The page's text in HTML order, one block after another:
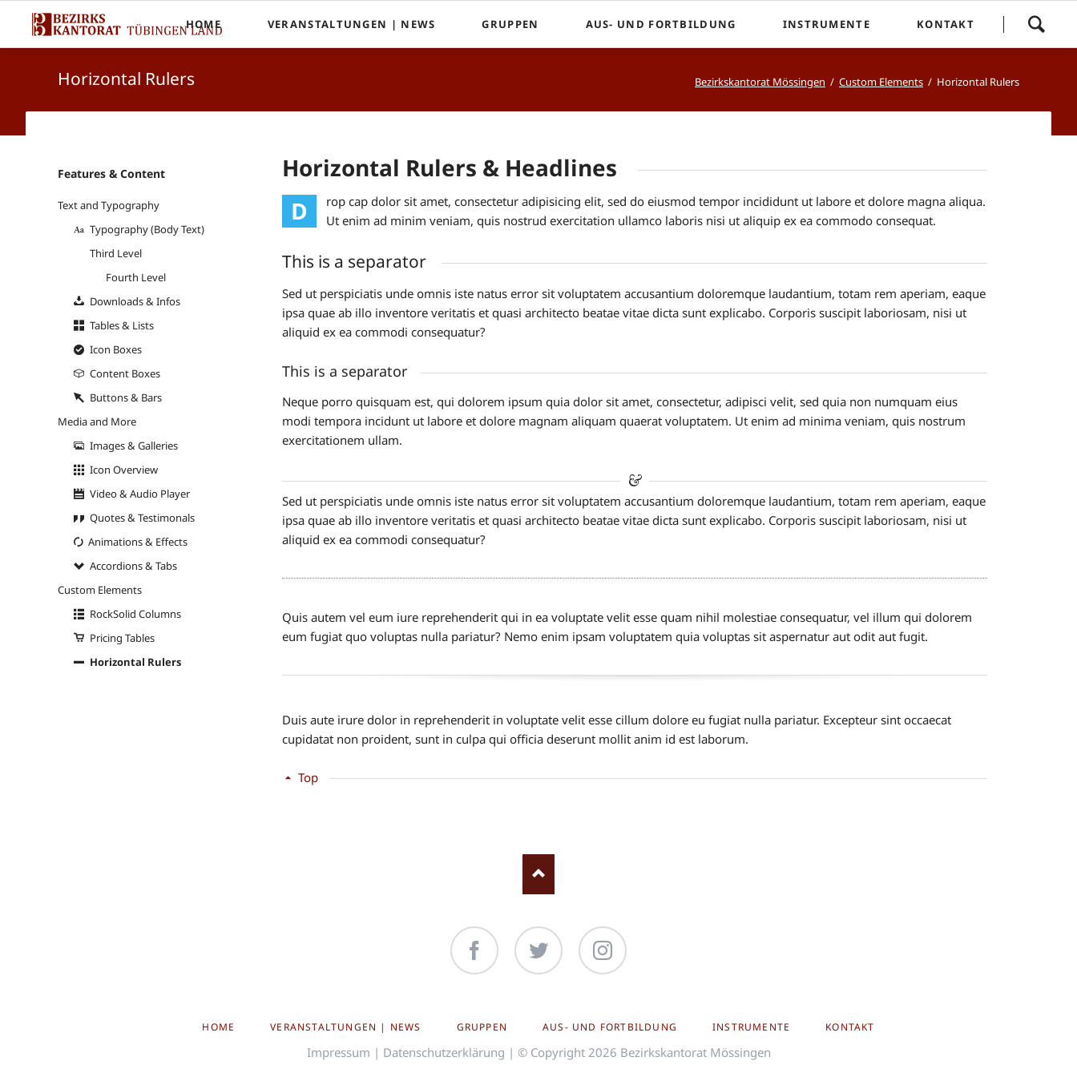
überspringen
HOME VERANSTALTUNGEN | NEWS GRUPPEN
Souls United
AUS- UND FORTBILDUNG INSTRUMENTE
Link-Orgel | Martin-Luther-Kirche
KONTAKT
Horizontal Rulers Bezirkskantorat Mössingen Custom Elements Horizontal Rulers
Horizontal Rulers & Headlines
D
rop cap dolor sit amet, consectetur adipisicing elit, sed do eiusmod tempor incididunt ut labore et dolore magna aliqua.
Ut enim ad minim veniam, quis nostrud exercitation ullamco laboris nisi ut aliquip ex ea commodo consequat.
This is a separator
Sed ut perspiciatis unde omnis iste natus error sit voluptatem accusantium doloremque laudantium, totam rem aperiam, eaque
ipsa quae ab illo inventore veritatis et quasi architecto beatae vitae dicta sunt explicabo. Corporis suscipit laboriosam, nisi ut
aliquid ex ea commodi consequatur?
This is a separator
Neque porro quisquam est, qui dolorem ipsum quia dolor sit amet, consectetur, adipisci velit, sed quia non numquam eius
modi tempora incidunt ut labore et dolore magnam aliquam quaerat voluptatem. Ut enim ad minima veniam, quis nostrum
exercitationem ullam.
Sed ut perspiciatis unde omnis iste natus error sit voluptatem accusantium doloremque laudantium, totam rem aperiam, eaque
ipsa quae ab illo inventore veritatis et quasi architecto beatae vitae dicta sunt explicabo. Corporis suscipit laboriosam, nisi ut
aliquid ex ea commodi consequatur?
Quis autem vel eum iure reprehenderit qui in ea voluptate velit esse quam nihil molestiae consequatur, vel illum qui dolorem
eum fugiat quo voluptas nulla pariatur? Nemo enim ipsam voluptatem quia voluptas sit aspernatur aut odit aut fugit.
Duis aute irure dolor in reprehenderit in voluptate velit esse cillum dolore eu fugiat nulla pariatur. Excepteur sint occaecat
cupidatat non proident, sunt in culpa qui officia deserunt mollit anim id est laborum.
Top
Navigation
Features & Content
Text and Typography
Typography (Body Text)
Third Level
Fourth Level
Downloads & Infos
Tables & Lists
Icon Boxes
Content Boxes
Buttons & Bars
Media and More
Images & Galleries
Icon Overview
Video & Audio Player
Quotes & Testimonals
Animations & Effects
Accordions & Tabs
Custom Elements
RockSolid Columns
Pricing Tables
Horizontal Rulers
ÜBERSPRINGEN
HOME VERANSTALTUNGEN | NEWS GRUPPEN AUS- UND FORTBILDUNG INSTRUMENTE KONTAKT
Impressum | Datenschutzerklärung | © Copyright 2026 Bezirkskantorat Mössingen